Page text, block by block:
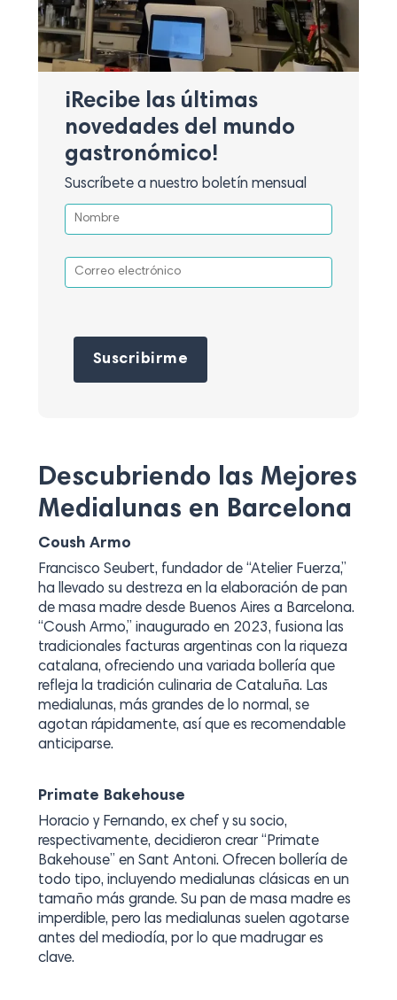
¡Recibe las últimas
novedades del mundo
gastronómico!
Suscríbete a nuestro boletín mensual
Descubriendo las Mejores
Medialunas en Barcelona
Coush Armo
Francisco Seubert, fundador de “Atelier Fuerza,”
ha llevado su destreza en la elaboración de pan
de masa madre desde Buenos Aires a Barcelona.
“Coush Armo,” inaugurado en 2023, fusiona las
tradicionales facturas argentinas con la riqueza
catalana, ofreciendo una variada bollería que
refleja la tradición culinaria de Cataluña. Las
medialunas, más grandes de lo normal, se
agotan rápidamente, así que es recomendable
anticiparse.
Primate Bakehouse
Horacio y Fernando, ex chef y su socio,
respectivamente, decidieron crear “Primate
Bakehouse” en Sant Antoni. Ofrecen bollería de
todo tipo, incluyendo medialunas clásicas en un
tamaño más grande. Su pan de masa madre es
imperdible, pero las medialunas suelen agotarse
antes del mediodía, por lo que madrugar es
clave.